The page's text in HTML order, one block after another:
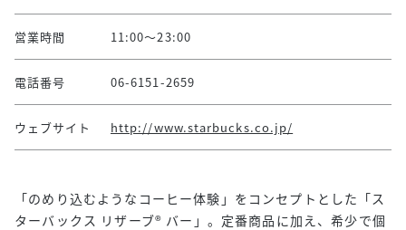
営業時間 11:00～23:00
電話番号 06-6151-2659
ウェブサイト http://www.starbucks.co.jp/
「のめり込むようなコーヒー体験」をコンセプトとした「ス
ターバックス リザーブ® バー」。定番商品に加え、希少で個